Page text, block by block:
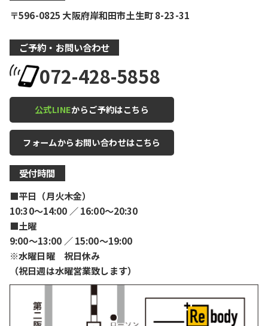
〒596-0825 大阪府岸和田市土生町 8-23-31
ご予約・お問い合わせ
072-428-5858
公式LINEからご予約はこちら
フォームからお問い合わせはこちら
受付時間
■平日（月火木金）
10:30〜14:00 ／ 16:00〜20:30
■土曜
9:00〜13:00 ／ 15:00〜19:00
※水曜日曜 祝日休み
（祝日週は水曜営業致します）